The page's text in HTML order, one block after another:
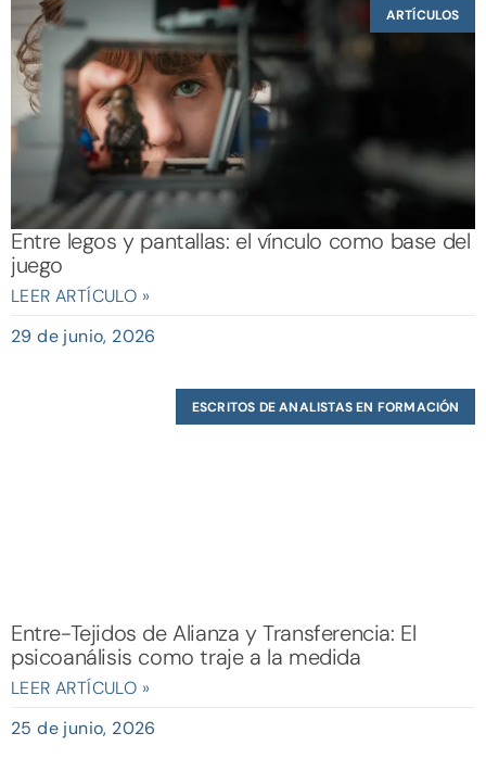
ARTÍCULOS
Entre legos y pantallas: el vínculo como base del
juego
LEER ARTÍCULO »
29 de junio, 2026
ESCRITOS DE ANALISTAS EN FORMACIÓN
Entre-Tejidos de Alianza y Transferencia: El
psicoanálisis como traje a la medida
LEER ARTÍCULO »
25 de junio, 2026